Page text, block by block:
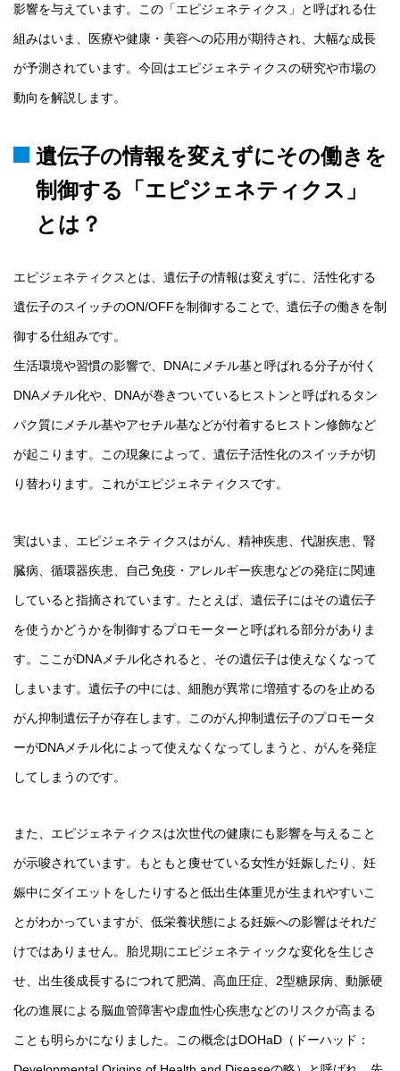
影響を与えています。この「エピジェネティクス」と呼ばれる仕
組みはいま、医療や健康・美容への応用が期待され、大幅な成長
が予測されています。今回はエピジェネティクスの研究や市場の
動向を解説します。
遺伝子の情報を変えずにその働きを
制御する「エピジェネティクス」
とは？
エピジェネティクスとは、遺伝子の情報は変えずに、活性化する
遺伝子のスイッチのON/OFFを制御することで、遺伝子の働きを制
御する仕組みです。
生活環境や習慣の影響で、DNAにメチル基と呼ばれる分子が付く
DNAメチル化や、DNAが巻きついているヒストンと呼ばれるタン
パク質にメチル基やアセチル基などが付着するヒストン修飾など
が起こります。この現象によって、遺伝子活性化のスイッチが切
り替わります。これがエピジェネティクスです。
実はいま、エピジェネティクスはがん、精神疾患、代謝疾患、腎
臓病、循環器疾患、自己免疫・アレルギー疾患などの発症に関連
していると指摘されています。たとえば、遺伝子にはその遺伝子
を使うかどうかを制御するプロモーターと呼ばれる部分がありま
す。ここがDNAメチル化されると、その遺伝子は使えなくなって
しまいます。遺伝子の中には、細胞が異常に増殖するのを止める
がん抑制遺伝子が存在します。このがん抑制遺伝子のプロモータ
ーがDNAメチル化によって使えなくなってしまうと、がんを発症
してしまうのです。
また、エピジェネティクスは次世代の健康にも影響を与えること
が示唆されています。もともと痩せている女性が妊娠したり、妊
娠中にダイエットをしたりすると低出生体重児が生まれやすいこ
とがわかっていますが、低栄養状態による妊娠への影響はそれだ
けではありません。胎児期にエピジェネティックな変化を生じさ
せ、出生後成長するにつれて肥満、高血圧症、2型糖尿病、動脈硬
化の進展による脳血管障害や虚血性心疾患などのリスクが高まる
ことも明らかになりました。この概念はDOHaD（ドーハッド：